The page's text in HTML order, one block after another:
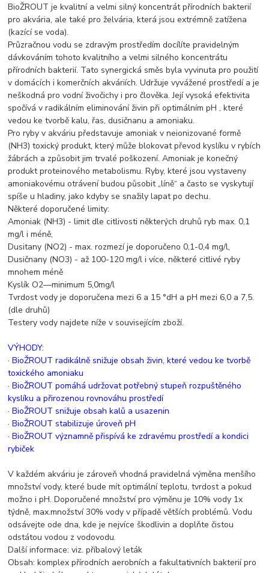
BioŽROUT je kvalitní a velmi silný koncentrát přírodních bakterií
pro akvária, ale také pro želvária, která jsou extrémně zatížena
(kazící se voda).
Průzračnou vodu se zdravým prostředím docílíte pravidelným
dávkováním tohoto kvalitního a velmi silného koncentrátu
přírodních bakterií. Tato synergická směs byla vyvinuta pro použití
v domácích i komerčních akváriích. Udržuje vyvážené prostředí a je
neškodná pro vodní živočichy i pro člověka. Její vysoká efektivita
spočívá v radikálním eliminování živin při optimálním pH , které
vedou ke tvorbě kalu, řas, dusičnanu a amoniaku.
Pro ryby v akváriu představuje amoniak v neionizované formě
(NH3) toxický produkt, který může blokovat převod kyslíku v rybích
žábrách a způsobit jim trvalé poškození. Amoniak je konečný
produkt proteinového metabolismu. Ryby, které jsou vystaveny
amoniakovému otrávení budou působit „líně“ a často se vyskytují
spíše u hladiny, jako kdyby se snažily lapat po dechu.
Některé doporučené limity:
Amoniak (NH3) - limit dle citlivosti některých druhů ryb max. 0,1
mg/l i méně,
Dusitany (NO2) - max. rozmezí je doporučeno 0,1-0,4 mg/l,
Dusičnany (NO3) - až 100-120 mg/l i více, některé citlivé ryby
mnohem méně
Kyslík O2—minimum 5,0mg/l
Tvrdost vody je doporučena mezi 6 a 15 °dH a pH mezi 6,0 a 7,5.
(dle druhů)
Testery vody najdete níže v souvisejícím zboží.
VÝHODY:
· BioŽROUT radikálně snižuje obsah živin, které vedou ke tvorbě
toxického amoniaku
· BioŽROUT pomáhá udržovat potřebný stupeň rozpuštěného
kyslíku a přirozenou rovnováhu prostředí
· BioŽROUT snižuje obsah kalů a usazenin
· BioŽROUT stabilizuje úroveň pH
· BioŽROUT významně přispívá ke zdravému prostředí a kondici
rybiček
V každém akváriu je zároveň vhodná pravidelná výměna menšího
množství vody, které bude mít optimální teplotu, tvrdost a pokud
možno i pH. Doporučené množství pro výměnu je 10% vody 1x
týdně, max.množství 30% vody v případě větších problémů. Vodu
odsávejte ode dna, kde je nejvíce škodlivin a doplňte čistou
odstátou vodou z vodovodu.
Další informace: viz. příbalový leták
Obsah: komplex přírodních aerobních a fakultativních bakterií pro